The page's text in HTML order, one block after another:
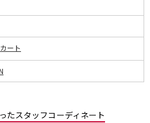
ート
たスタッフコーディネート